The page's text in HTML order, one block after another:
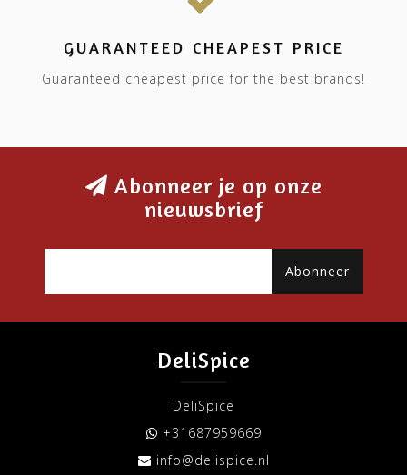
GUARANTEED CHEAPEST PRICE
Guaranteed cheapest price for the best brands!
Abonneer je op onze
nieuwsbrief
Abonneer
DeliSpice
DeliSpice
+31687959669
info@delispice.nl